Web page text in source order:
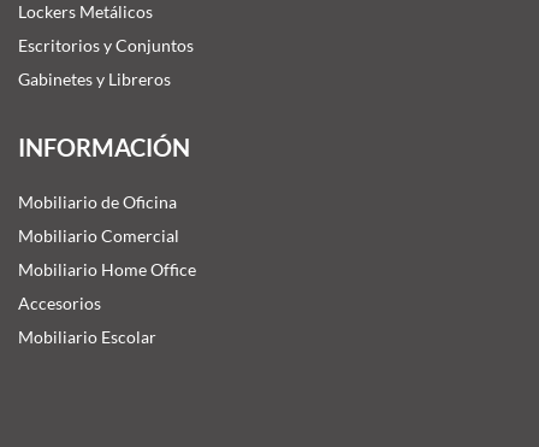
Lockers Metálicos
Escritorios y Conjuntos
Gabinetes y Libreros
INFORMACIÓN
Mobiliario de Oficina
Mobiliario Comercial
Mobiliario Home Office
Accesorios
Mobiliario Escolar